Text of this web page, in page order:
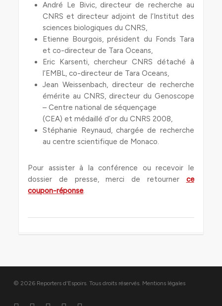
André Le Bivic, directeur de recherche au
CNRS et directeur adjoint de l’Institut des
sciences biologiques du CNRS,
Etienne Bourgois, président du Fonds Tara
et co-directeur de Tara Oceans,
Eric Karsenti, chercheur CNRS détaché à
l’EMBL, co-directeur de Tara Oceans,
Jean Weissenbach, directeur de recherche
émérite au CNRS, directeur du Genoscope
– Centre national de séquençage
(CEA) et médaillé d’or du CNRS 2008,
Stéphanie Reynaud, chargée de recherche
au centre scientifique de Monaco.
Pour assister à la conférence ou recevoir le
dossier de presse, merci de retourner ce
coupon-réponse.
© 2026 Reporters d'Espoirs. Tous droits réservés. Mentions légales